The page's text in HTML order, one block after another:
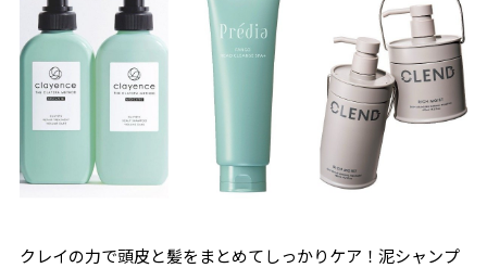
クレイの力で頭皮と髪をまとめてしっかりケア！泥シャンプ